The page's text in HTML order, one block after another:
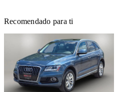
Recomendado para ti